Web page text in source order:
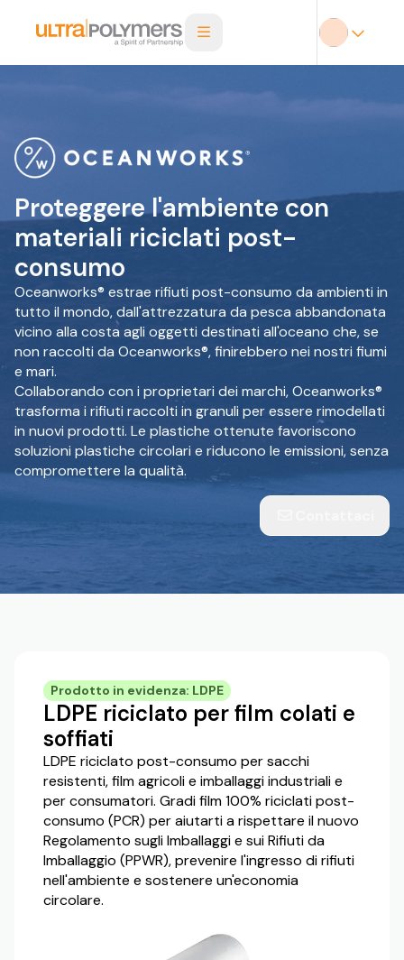
Proteggere l'ambiente con
materiali riciclati post-
consumo
Oceanworks® estrae rifiuti post-consumo da ambienti in
tutto il mondo, dall'attrezzatura da pesca abbandonata
vicino alla costa agli oggetti destinati all'oceano che, se
non raccolti da Oceanworks®, finirebbero nei nostri fiumi
e mari.
Collaborando con i proprietari dei marchi, Oceanworks®
trasforma i rifiuti raccolti in granuli per essere rimodellati
in nuovi prodotti. Le plastiche ottenute favoriscono
soluzioni plastiche circolari e riducono le emissioni, senza
compromettere la qualità.
Prodotto in evidenza: LDPE
LDPE riciclato per film colati e
soffiati
LDPE riciclato post-consumo per sacchi
resistenti, film agricoli e imballaggi industriali e
per consumatori. Gradi film 100% riciclati post-
consumo (PCR) per aiutarti a rispettare il nuovo
Regolamento sugli Imballaggi e sui Rifiuti da
Imballaggio (PPWR), prevenire l'ingresso di rifiuti
nell'ambiente e sostenere un'economia
circolare.